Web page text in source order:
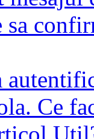
sa
Ce